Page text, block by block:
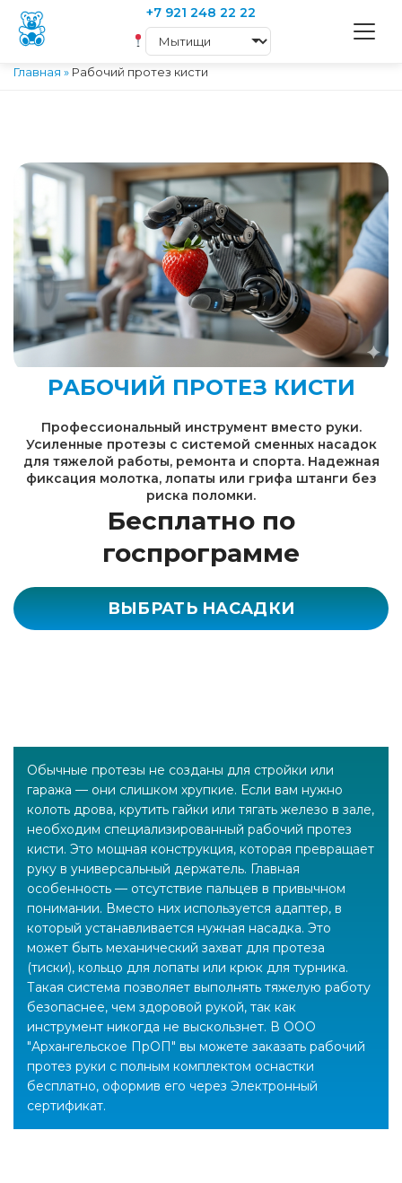
+7 921 248 22 22
Главная » Рабочий протез кисти
РАБОЧИЙ ПРОТЕЗ КИСТИ
Профессиональный инструмент вместо руки.
Усиленные протезы с системой сменных насадок
для тяжелой работы, ремонта и спорта. Надежная
фиксация молотка, лопаты или грифа штанги без
риска поломки.
Бесплатно по
госпрограмме
ВЫБРАТЬ НАСАДКИ
Обычные протезы не созданы для стройки или
гаража — они слишком хрупкие. Если вам нужно
колоть дрова, крутить гайки или тягать железо в зале,
необходим специализированный рабочий протез
кисти. Это мощная конструкция, которая превращает
руку в универсальный держатель. Главная
особенность — отсутствие пальцев в привычном
понимании. Вместо них используется адаптер, в
который устанавливается нужная насадка. Это
может быть механический захват для протеза
(тиски), кольцо для лопаты или крюк для турника.
Такая система позволяет выполнять тяжелую работу
безопаснее, чем здоровой рукой, так как
инструмент никогда не выскользнет. В ООО
"Архангельское ПрОП" вы можете заказать рабочий
протез руки с полным комплектом оснастки
бесплатно, оформив его через Электронный
сертификат.